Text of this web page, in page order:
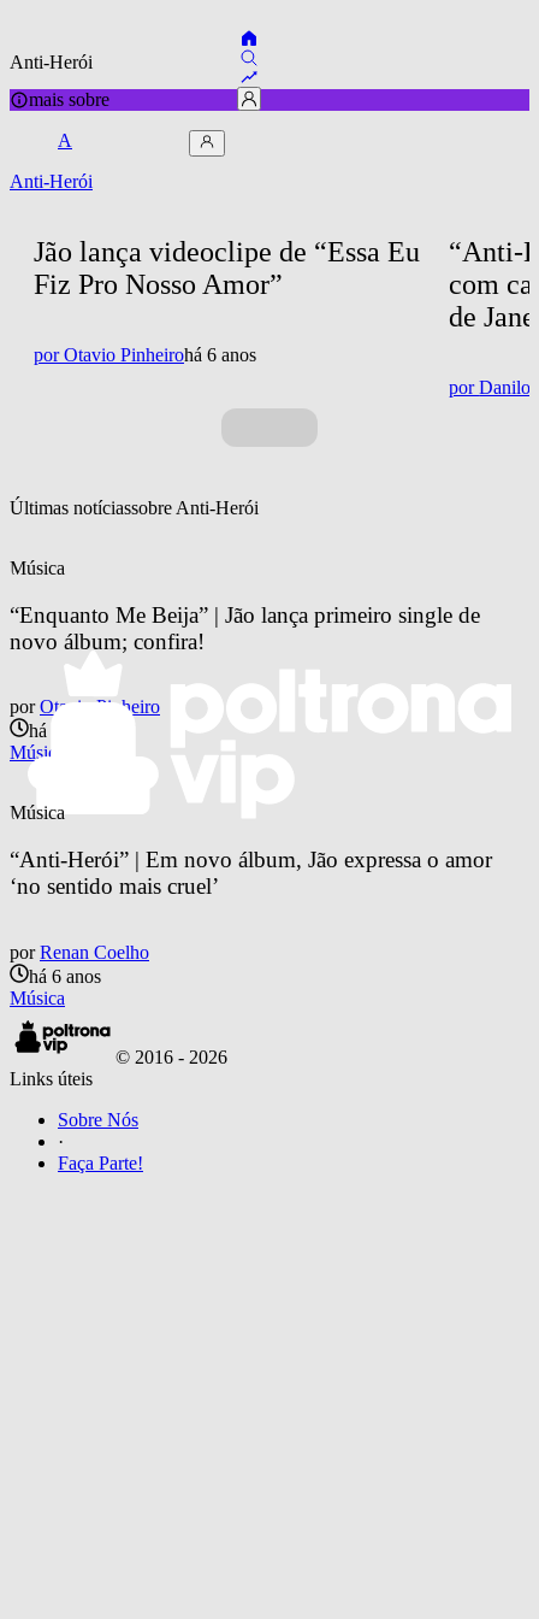
Anti-Herói
mais sobre
A
Anti-Herói
Jão lança videoclipe de “Essa Eu
Fiz Pro Nosso Amor”
porOtavio Pinheirohá 6 anos
“Anti-
com
de
porDanilo
Últimas notíciassobre Anti-Herói
Música
“Enquanto Me Beija” | Jão lança primeiro single de
novo álbum; confira!
por Otavio Pinheiro
há 6 anos
Música
Música
“Anti-Herói” | Em novo álbum, Jão expressa o amor
‘no sentido mais cruel’
por Renan Coelho
há 6 anos
Música
© 2016 - 2026
Links úteis
Sobre Nós
·
Faça Parte!